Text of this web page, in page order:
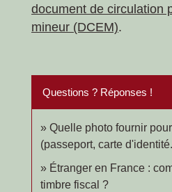
document de circulation
mineur (DCEM).
Questions ? Réponses !
Quelle photo fournir
(passeport, carte
Étranger en France :
timbre fiscal ?